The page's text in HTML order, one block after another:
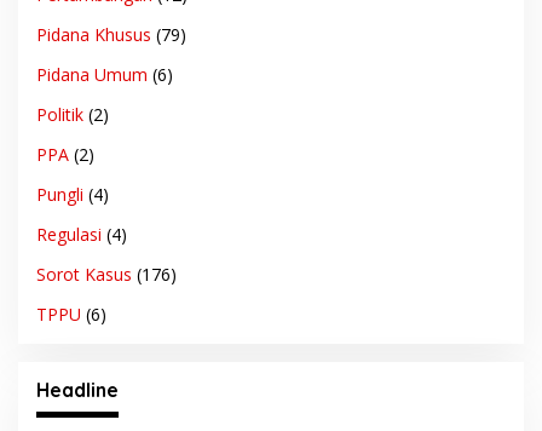
Pidana Khusus (79)
Pidana Umum (6)
Politik (2)
PPA (2)
Pungli (4)
Regulasi (4)
Sorot Kasus (176)
TPPU (6)
Headline